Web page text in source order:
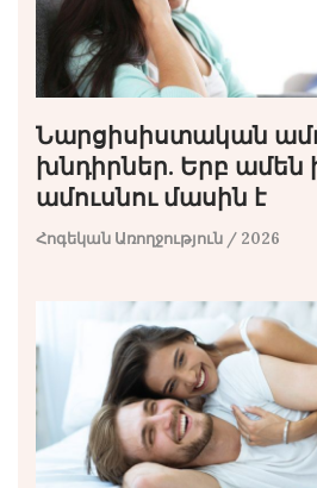
Նարցիսիստական
խնդիրներ. Երբ ամեն
ամուսնու մասին է
Հոգեկան Առողջություն / 2026